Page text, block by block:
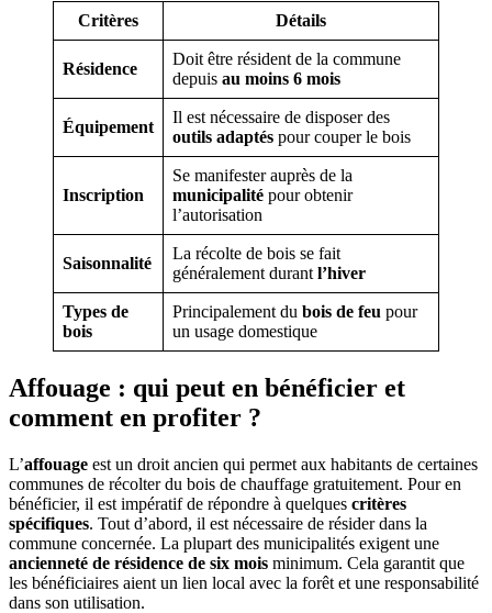
Critères Détails
Résidence
Doit être résident de la commune
depuis au moins 6 mois
Équipement
Il est nécessaire de disposer des
outils adaptés pour couper le bois
Inscription
Se manifester auprès de la
municipalité pour obtenir
l’autorisation
Saisonnalité
La récolte de bois se fait
généralement durant l’hiver
Types de
bois
Principalement du bois de feu pour
un usage domestique
Affouage : qui peut en bénéficier et
comment en profiter ?
L’affouage est un droit ancien qui permet aux habitants de certaines
communes de récolter du bois de chauffage gratuitement. Pour en
bénéficier, il est impératif de répondre à quelques critères
spécifiques. Tout d’abord, il est nécessaire de résider dans la
commune concernée. La plupart des municipalités exigent une
ancienneté de résidence de six mois minimum. Cela garantit que
les bénéficiaires aient un lien local avec la forêt et une responsabilité
dans son utilisation.